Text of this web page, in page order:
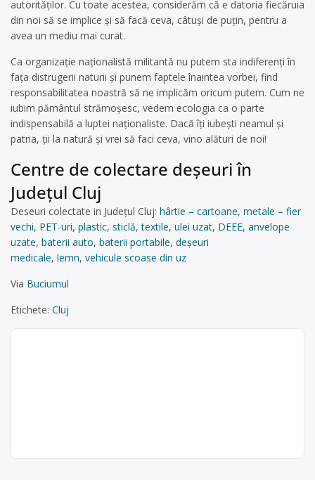
autorităților. Cu toate acestea, considerăm că e datoria fiecăruia
din noi să se implice și să facă ceva, câtuși de puțin, pentru a
avea un mediu mai curat.
Ca organizație naționalistă militantă nu putem sta indiferenți în
fața distrugerii naturii și punem faptele înaintea vorbei, find
responsabilitatea noastră să ne implicăm oricum putem. Cum ne
iubim pământul strămoșesc, vedem ecologia ca o parte
indispensabilă a luptei naționaliste. Dacă îți iubești neamul și
patria, ții la natură și vrei să faci ceva, vino alături de noi!
Centre de colectare deşeuri în
Județul Cluj
Deseuri colectate in Județul Cluj: hârtie – cartoane, metale – fier
vechi, PET-uri, plastic, sticlă,textile, ulei uzat, DEEE, anvelope
uzate, baterii auto, baterii portabile, deșeuri
medicale, lemn, vehicule scoase din uz
Via Buciumul
Etichete: Cluj